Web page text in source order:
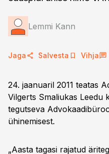
Lemmi Kann
Jaga Salvesta Vihja
24. jaanuaril 2011 teatas
Vilgerts Smaliukas Leedu
tegutseva
ühinemisest.
„Aasta tagasi rajatud